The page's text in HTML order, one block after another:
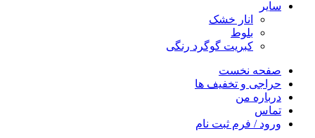
سایر
انار خشک
بلوط
کبریت گوگرد رنگی
صفحه نخست
حراجی و تخفیف ها
درباره من
تماس
ورود / فرم ثبت نام